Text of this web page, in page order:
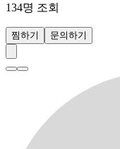
134명 조회
찜하기 문의하기